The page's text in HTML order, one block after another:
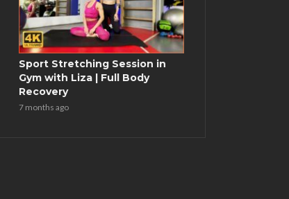
Sport Stretching Session in
Gym with Liza | Full Body
Recovery
7 months ago